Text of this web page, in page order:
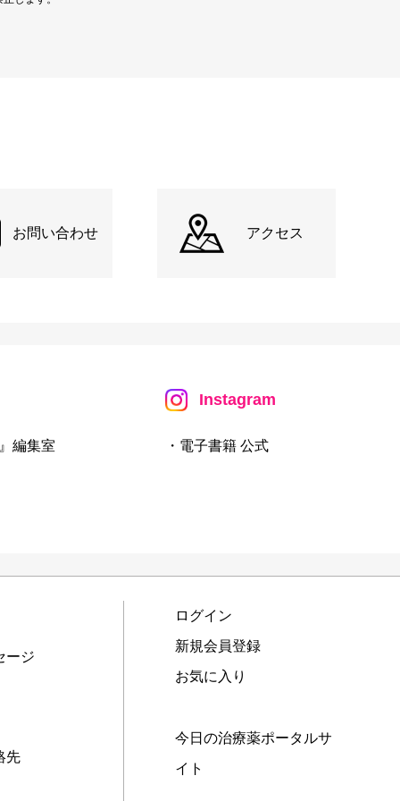
お問い合わせ アクセス
編集室
Instagram
・電子書籍 公式
ージ
先
ログイン
新規会員登録
お気に入り
今日の治療薬ポータルサ
イト